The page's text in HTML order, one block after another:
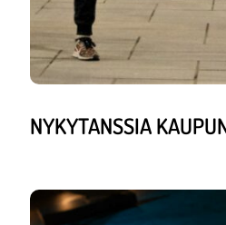
NYKYTANSSIA